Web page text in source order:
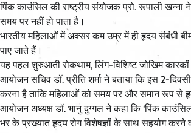
पिंक काउंसिल की राष्ट्रीय संयोजक प्रो. रूपाली
समय पर नहीं हो पाता है।
भारतीय महिलाओं में अक्सर कम उम्र में ही हृदय संबंधी
पाए जाते हैं।
यह पहल शुरुआती रोकथाम, लिंग-विशिष्ट जोखिम
आयोजन सचिव डॉ. प्रीति शर्मा ने बताया कि इस 2-
करना है ताकि महिलाओं को समय पर और समान रूप से
आयोजन अध्यक्ष डॉ. भानु दुग्गल ने कहा कि ‘पिंक
भर के प्रख्यात हृदय रोग विशेषज्ञों के साथ सहयोग